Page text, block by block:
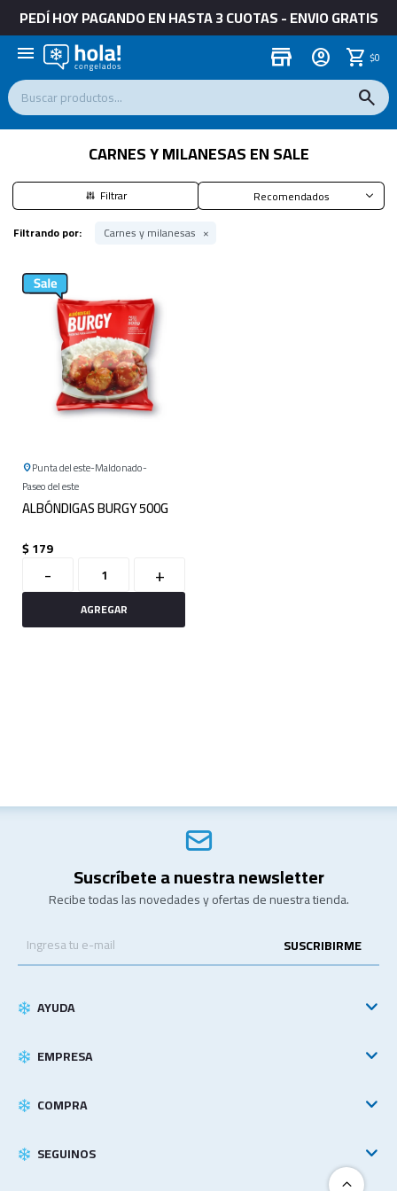
PEDÍ HOY PAGANDO EN HASTA 3 CUOTAS - ENVIO GRATIS
menu store $0
CARNES Y MILANESAS EN SALE
Recomendados
Filtrando por:
Carnes y milanesas
Punta del este Maldonado
Paseo del este
ALBÓNDIGAS BURGY 500G
$179
- +
Suscríbete a nuestra newsletter
Recibe todas las novedades y ofertas de nuestra tienda.
SUSCRIBIRME
AYUDA
EMPRESA
COMPRA
SEGUINOS